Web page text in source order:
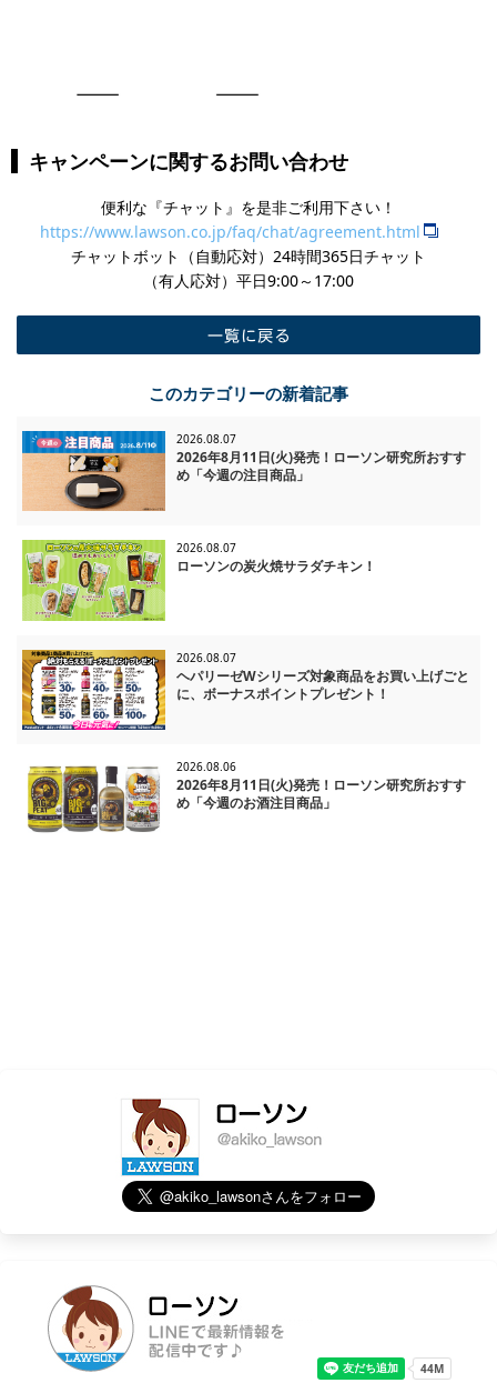
キャンペーンに関するお問い合わせ
便利な『チャット』を是非ご利用下さい！
https://www.lawson.co.jp/faq/chat/agreement.html
チャットボット（自動応対）24時間365日チャット
​（有人応対）平日9:00～17:00
このカテゴリーの新着記事
2026.08.07
2026年8月11日(火)発売！ローソン研究所おすす
め「今週の注目商品」
2026.08.07
ローソンの炭火焼サラダチキン！
2026.08.07
ヘパリーゼWシリーズ対象商品をお買い上げごと
に、ボーナスポイントプレゼント！
2026.08.06
2026年8月11日(火)発売！ローソン研究所おすす
め「今週のお酒注目商品」